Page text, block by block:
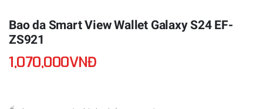
Bao da Smart View Wallet Galaxy S24 EF-
ZS921
1,070,000VNĐ